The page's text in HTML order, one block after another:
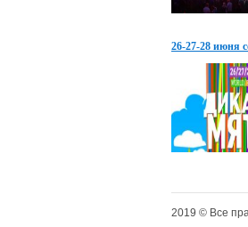
26-27-28 июня
2019 © Все